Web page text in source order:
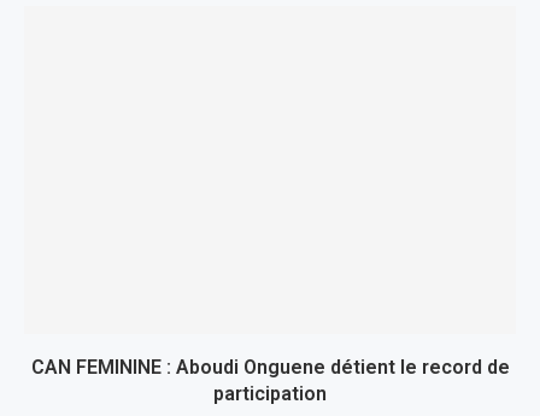
CAN FEMININE : Aboudi Onguene détient le record de
participation